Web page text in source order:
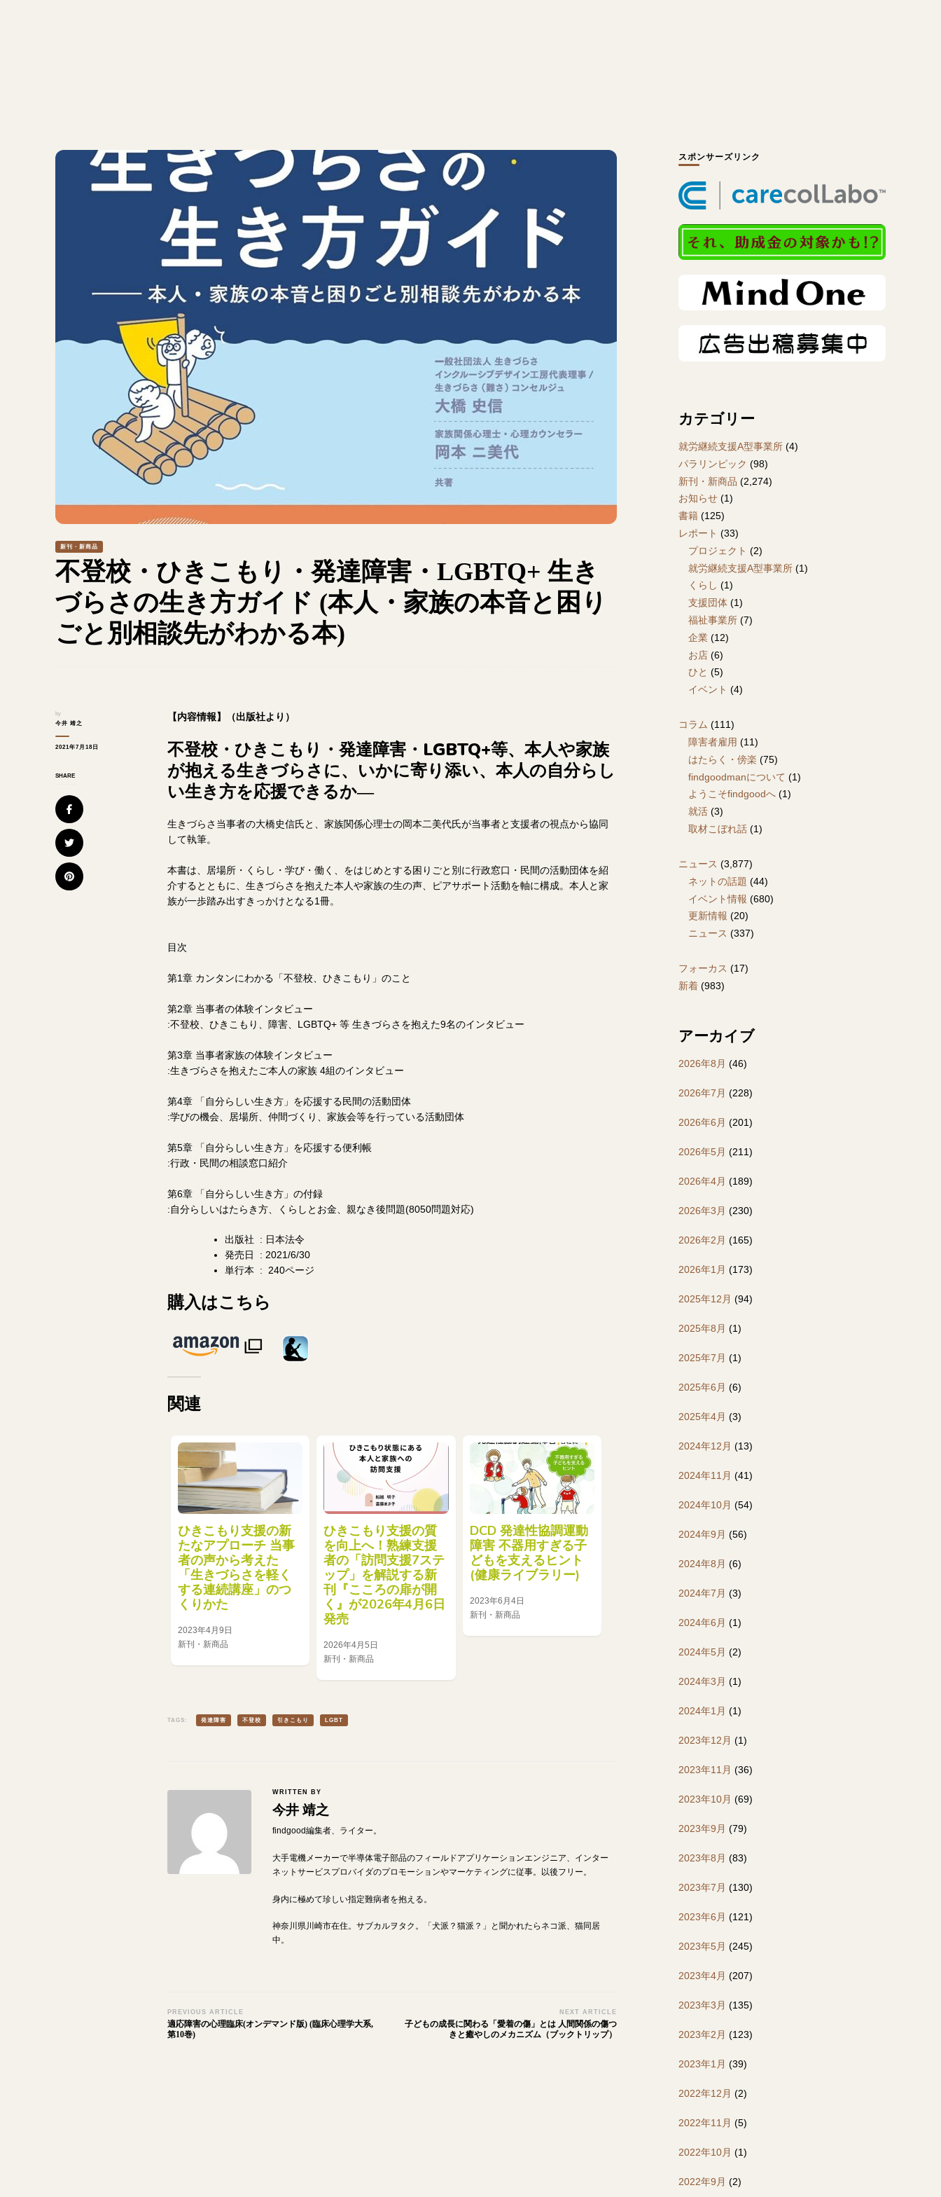
新刊・新商品
不登校・ひきこもり・発達障害・LGBTQ+ 生き
づらさの生き方ガイド (本人・家族の本音と困り
ごと別相談先がわかる本)
by
今井 靖之
2021年7月18日
SHARE
【内容情報】（出版社より）
不登校・ひきこもり・発達障害・LGBTQ+等、本人や家族
が抱える生きづらさに、いかに寄り添い、本人の自分らし
い生き方を応援できるか―
生きづらさ当事者の大橋史信氏と、家族関係心理士の岡本二美代氏が当事者と支援者の視点から協同
して執筆。
本書は、居場所・くらし・学び・働く、をはじめとする困りごと別に行政窓口・民間の活動団体を紹
介するとともに、生きづらさを抱えた本人や家族の生の声、ピアサポート活動を軸に構成。本人と家
族が一歩踏み出すきっかけとなる1冊。
目次
第1章 カンタンにわかる「不登校、ひきこもり」のこと
第2章 当事者の体験インタビュー
:不登校、ひきこもり、障害、LGBTQ+ 等 生きづらさを抱えた9名のインタビュー
第3章 当事者家族の体験インタビュー
:生きづらさを抱えたご本人の家族 4組のインタビュー
第4章 「自分らしい生き方」を応援する民間の活動団体
:学びの機会、居場所、仲間づくり、家族会等を行っている活動団体
第5章 「自分らしい生き方」を応援する便利帳
:行政・民間の相談窓口紹介
第6章 「自分らしい生き方」の付録
:自分らしいはたらき方、くらしとお金、親なき後問題(8050問題対応)
出版社 ‏ : ‎日本法令
発売日 ‏ : ‎2021/6/30
単行本 ‏ : ‎ 240ページ
購入はこちら
関連
ひきこもり支援の新
たなアプローチ 当事
者の声から考えた
「生きづらさを軽く
する連続講座」のつ
くりかた
2023年4月9日
新刊・新商品
ひきこもり支援の質
を向上へ！熟練支援
者の「訪問支援7ステ
ップ」を解説する新
刊『こころの扉が開
く』が2026年4月6日
発売
2026年4月5日
新刊・新商品
DCD 発達性協調運動
障害 不器用すぎる子
どもを支えるヒント
(健康ライブラリー)
2023年6月4日
新刊・新商品
TAGS: 発達障害 不登校 引きこもり LGBT
WRITTEN BY
今井 靖之
findgood編集者、ライター。
大手電機メーカーで半導体電子部品のフィールドアプリケーションエンジニア、インター
ネットサービスプロバイダのプロモーションやマーケティングに従事。以後フリー。
身内に極めて珍しい指定難病者を抱える。
神奈川県川崎市在住。サブカルヲタク。「犬派？猫派？」と聞かれたらネコ派、猫同居
中。
Post
Navigation
PREVIOUS ARTICLE
適応障害の心理臨床(オンデマンド版) (臨床心理学大系,
第10巻)
NEXT ARTICLE
子どもの成長に関わる「愛着の傷」とは 人間関係の傷つ
きと癒やしのメカニズム（ブックトリップ）
スポンサーズリンク
カテゴリー
就労継続支援A型事業所(4)
パラリンピック (98)
新刊・新商品 (2,274)
お知らせ(1)
書籍(125)
レポート (33)
プロジェクト (2)
就労継続支援A型事業所(1)
くらし (1)
支援団体(1)
福祉事業所(7)
企業(12)
お店(6)
ひと (5)
イベント (4)
コラム (111)
障害者雇用 (11)
はたらく・傍楽 (75)
findgoodmanについて (1)
ようこそfindgoodへ(1)
就活(3)
取材こぼれ話(1)
ニュース (3,877)
ネットの話題 (44)
イベント情報 (680)
更新情報 (20)
ニュース (337)
フォーカス (17)
新着(983)
アーカイブ
2026年8月 (46)
2026年7月 (228)
2026年6月 (201)
2026年5月 (211)
2026年4月 (189)
2026年3月 (230)
2026年2月 (165)
2026年1月 (173)
2025年12月 (94)
2025年8月 (1)
2025年7月 (1)
2025年6月 (6)
2025年4月 (3)
2024年12月 (13)
2024年11月 (41)
2024年10月 (54)
2024年9月 (56)
2024年8月 (6)
2024年7月 (3)
2024年6月 (1)
2024年5月 (2)
2024年3月 (1)
2024年1月 (1)
2023年12月 (1)
2023年11月 (36)
2023年10月 (69)
2023年9月 (79)
2023年8月 (83)
2023年7月 (130)
2023年6月 (121)
2023年5月 (245)
2023年4月 (207)
2023年3月 (135)
2023年2月 (123)
2023年1月 (39)
2022年12月 (2)
2022年11月 (5)
2022年10月 (1)
2022年9月 (2)